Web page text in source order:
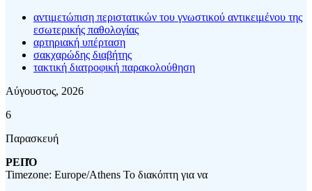
αντιμετώπιση περιστατικών του γνωστικού αντικειμένου της
εσωτερικής παθολογίας
αρτηριακή υπέρταση
σακχαρώδης διαβήτης
τακτική διατροφική παρακολούθηση
Αύγουστος, 2026
6
Παρασκευή
ΡΕΠΌ
Timezone: Europe/Athens Το διακόπτη για να